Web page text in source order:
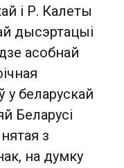
і Р. Калеты
дысэртацыі
асобнай
у беларускай
Беларусі
з
на думку